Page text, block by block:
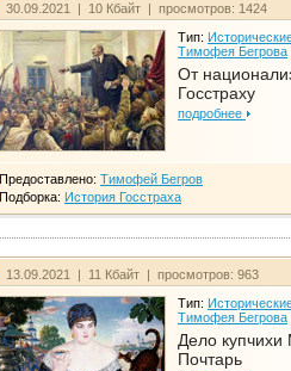
30.09.2021 | 10 Кбайт | просмотров: 1424
Тип:
Тимофея Бегрова
От
Госстраху
подробнее
Предоставлено: Тимофей Бегров
Подборка: История Госстраха
13.09.2021 | 11 Кбайт | просмотров: 963
Тип:
Тимофея Бегрова
Дело
Почтарь